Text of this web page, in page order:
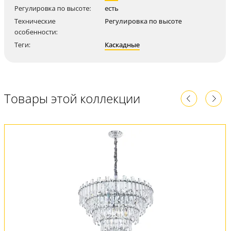
Регулировка по высоте:
есть
Технические
особенности:
Регулировка по высоте
Теги: Каскадные
Товары этой коллекции